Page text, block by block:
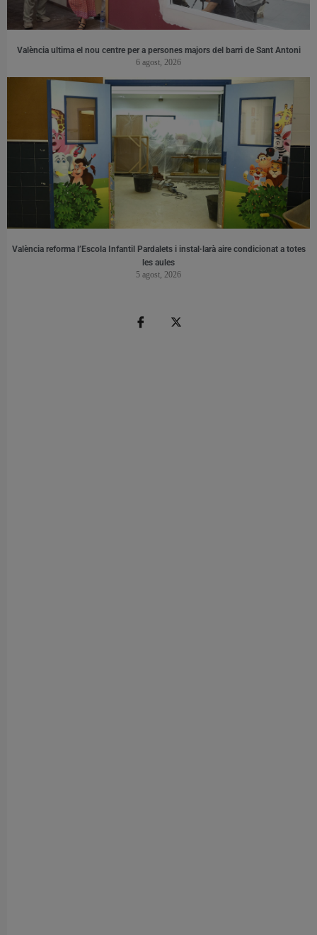
València ultima el nou centre per a persones majors del barri de Sant Antoni
6 agost, 2026
València reforma l’Escola Infantil Pardalets i instal·larà aire condicionat a totes
les aules
5 agost, 2026